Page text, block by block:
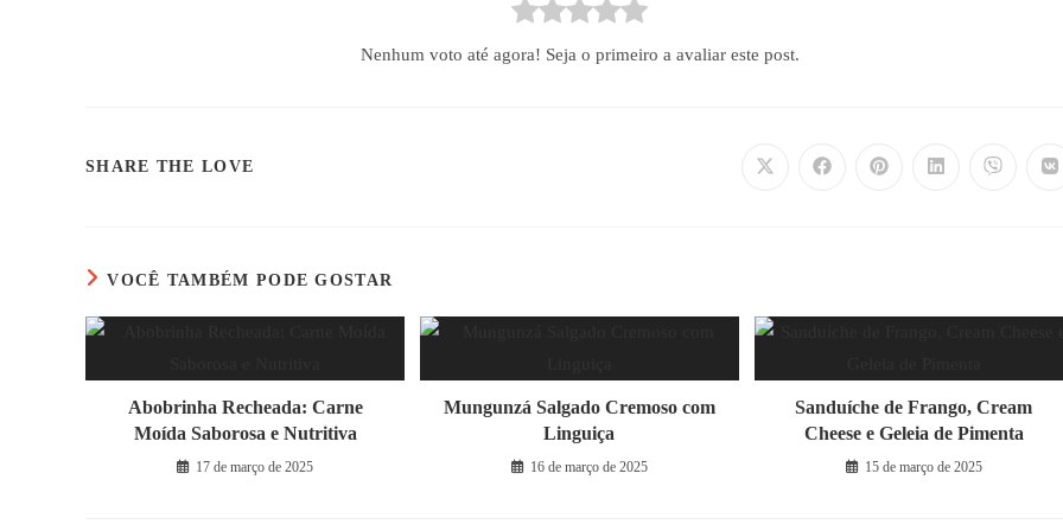
Nenhum voto até agora! Seja o primeiro a avaliar este post.
SHARE THE LOVE
Abre
Abre
Abre
Abre
Abre
VOCÊ TAMBÉM PODE GOSTAR
Abobrinha Recheada: Carne
Moída Saborosa e Nutritiva
17 de março de 2025
Mungunzá Salgado Cremoso com
Linguiça
16 de março de 2025
Sanduíche de Frango, Cream
Cheese e Geleia de Pimenta
15 de março de 2025